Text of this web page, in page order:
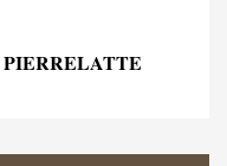
PIERRELATTE